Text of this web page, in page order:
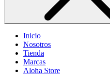
Inicio
Nosotros
Tienda
Marcas
Aloha Store